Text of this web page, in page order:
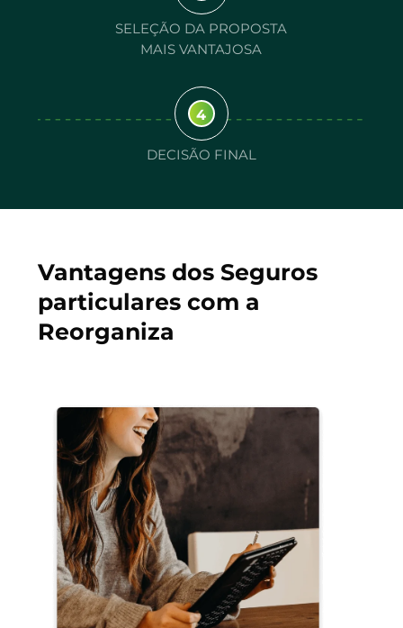
SELEÇÃO DA PROPOSTA
MAIS VANTAJOSA
4
DECISÃO FINAL
Vantagens dos Seguros
particulares com a
Reorganiza